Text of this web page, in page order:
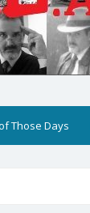
Those Days